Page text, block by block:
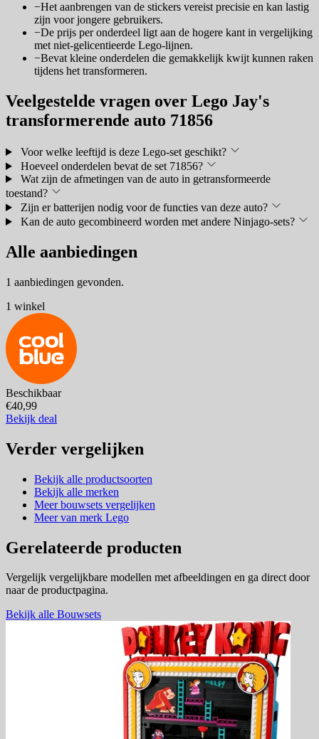
−Het aanbrengen van de stickers vereist precisie en kan lastig
zijn voor jongere gebruikers.
−De prijs per onderdeel ligt aan de hogere kant in vergelijking
met niet-gelicentieerde Lego-lijnen.
−Bevat kleine onderdelen die gemakkelijk kwijt kunnen raken
tijdens het transformeren.
Veelgestelde vragen over Lego Jay's
transformerende auto 71856
Voor welke leeftijd is deze Lego-set geschikt?
Hoeveel onderdelen bevat de set 71856?
Wat zijn de afmetingen van de auto in getransformeerde
toestand?
Zijn er batterijen nodig voor de functies van deze auto?
Kan de auto gecombineerd worden met andere Ninjago-sets?
Alle aanbiedingen
1 aanbiedingen gevonden.
1 winkel
Beschikbaar
€40,99
Bekijk deal
Verder vergelijken
Bekijk alle productsoorten
Bekijk alle merken
Meer bouwsets vergelijken
Meer van merk Lego
Gerelateerde producten
Vergelijk vergelijkbare modellen met afbeeldingen en ga direct door
naar de productpagina.
Bekijk alle Bouwsets